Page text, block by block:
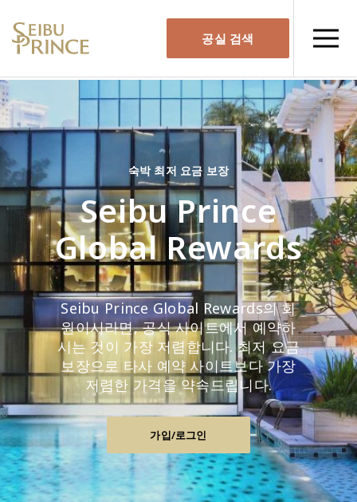
공실 검색
숙박 최저 요금 보장
Seibu Prince
Global Rewards
Seibu Prince Global Rewards의 회
원이시라면, 공식 사이트에서 예약하
시는 것이 가장 저렴합니다. 최저 요금
보장으로 타사 예약 사이트보다 가장
저렴한 가격을 약속드립니다.
가입/로그인